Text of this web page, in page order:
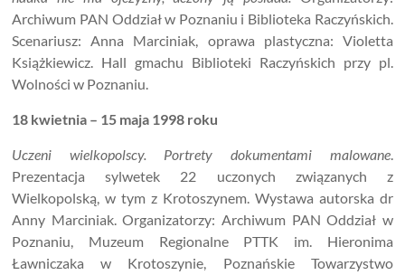
Archiwum PAN Oddział w Poznaniu i Biblioteka Raczyńskich.
Scenariusz: Anna Marciniak, oprawa plastyczna: Violetta
Książkiewicz. Hall gmachu Biblioteki Raczyńskich przy pl.
Wolności w Poznaniu.
18 kwietnia – 15 maja 1998 roku
Uczeni wielkopolscy. Portrety dokumentami malowane.
Prezentacja sylwetek 22 uczonych związanych z
Wielkopolską, w tym z Krotoszynem. Wystawa autorska dr
Anny Marciniak. Organizatorzy: Archiwum PAN Oddział w
Poznaniu, Muzeum Regionalne PTTK im. Hieronima
Ławniczaka w Krotoszynie, Poznańskie Towarzystwo